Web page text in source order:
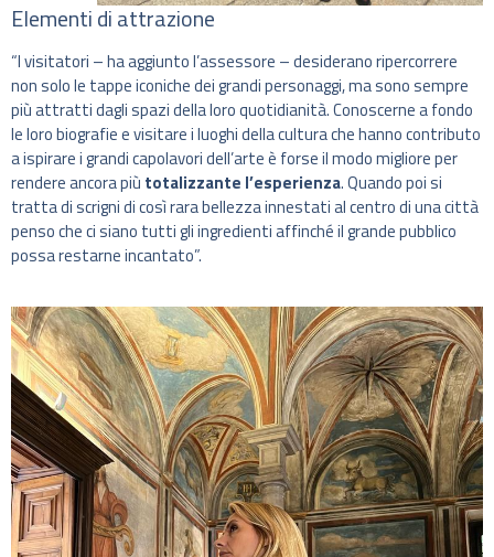
Elementi di attrazione
“I visitatori – ha aggiunto l’assessore – desiderano ripercorrere
non solo le tappe iconiche dei grandi personaggi, ma sono sempre
più attratti dagli spazi della loro quotidianità. Conoscerne a fondo
le loro biografie e visitare i luoghi della cultura che hanno contributo
a ispirare i grandi capolavori dell’arte è forse il modo migliore per
rendere ancora più totalizzante l’esperienza. Quando poi si
tratta di scrigni di così rara bellezza innestati al centro di una città
penso che ci siano tutti gli ingredienti affinché il grande pubblico
possa restarne incantato”.